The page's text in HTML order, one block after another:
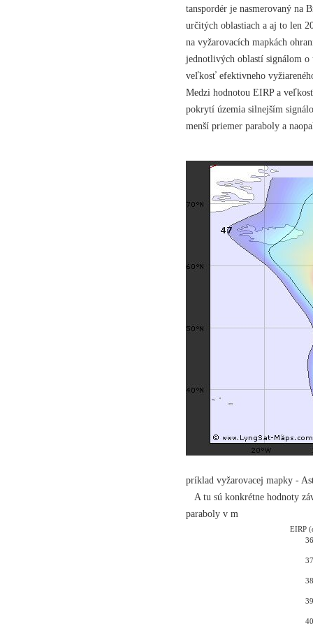
tanspordér je nasmerovaný na
určitých oblastiach a aj to len
na vyžarovacích mapkách
jednotlivých oblastí signálom
veľkosť efektivneho
Medzi hodnotou EIRP a
pokrytí územia silnejším
menší priemer paraboly a
príklad vyžarovacej mapky -
A tu sú konkrétne hodnoty
paraboly v m
EIRP
36
37
38
39
40